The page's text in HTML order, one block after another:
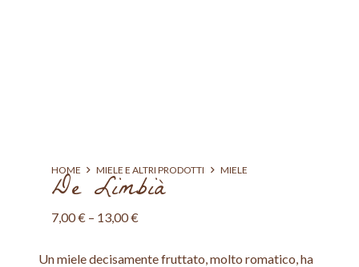
HOME MIELE E ALTRI PRODOTTI MIELE
De Limbià
7,00€ – 13,00€
Un miele decisamente fruttato, molto romatico, ha